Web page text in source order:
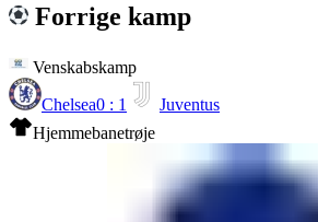
Forrige kamp
Venskabskamp
Chelsea0 : 1
Juventus
Hjemmebanetrøje